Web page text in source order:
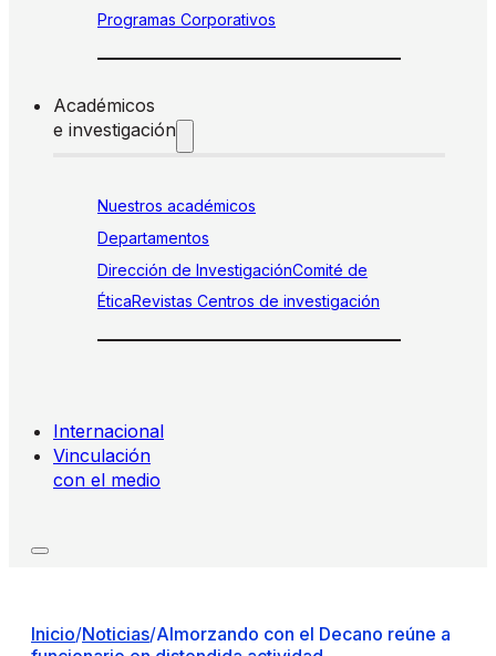
Programas Corporativos
Académicos
e investigación
Nuestros académicos
Departamentos
Dirección de InvestigaciónComité de
ÉticaRevistas Centros de investigación
Internacional
Vinculación
con el medio
Inicio/Noticias/Almorzando con el Decano reúne a